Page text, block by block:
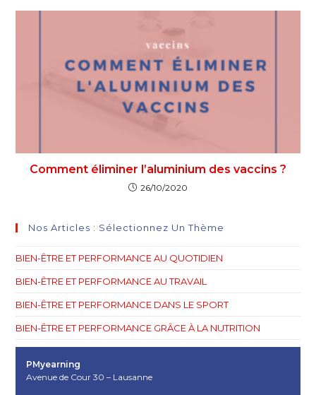
Comment éliminer l’aluminium des vaccins ?
26/10/2020
Nos Articles : Sélectionnez Un Thème
BIEN-ÊTRE ET PERFORMANCE AU QUOTIDIEN
BIEN-ÊTRE ET PERFORMANCE AU TRAVAIL
BIEN-ÊTRE ET PERFORMANCE DANS LE SPORT
BIEN-ÊTRE ET PERFORMANCE GRÂCE À LA NUTRITION
PMyearning
Avenue de Cour 30 – Lausanne